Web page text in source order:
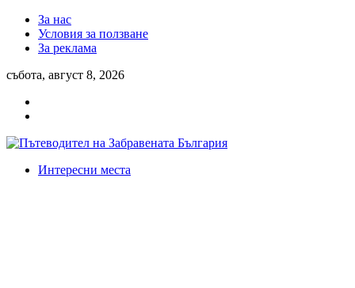
За нас
Условия за ползване
За реклама
събота, август 8, 2026
Интересни места